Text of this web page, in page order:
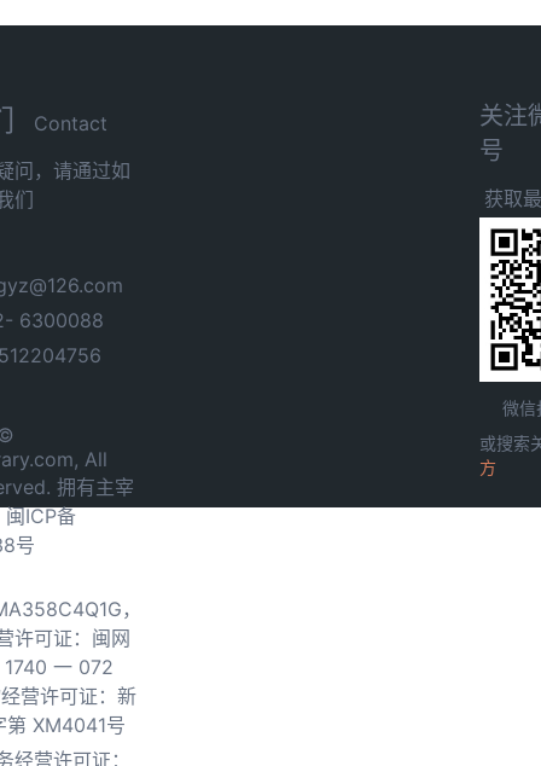
Contact
问，请通过如
们
6300088
All
拥有主宰
闽ICP备
号
，
许可证：闽网
一 072
营许可证：新
第 XM4041号
经营许可证：
关注
号
获取
微信
或搜索
方